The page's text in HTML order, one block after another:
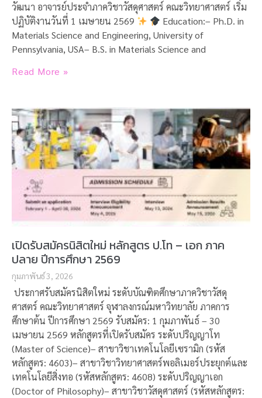
วัฒนา อาจารย์ประจำภาควิชาวัสดุศาสตร์ คณะวิทยาศาสตร์ เริ่ม
ปฏิบัติงานวันที่ 1 เมษายน 2569
Education:– Ph.D. in
Materials Science and Engineering, University of
Pennsylvania, USA– B.S. in Materials Science and
Read More »
เปิดรับสมัครนิสิตใหม่ หลักสูตร ป.โท – เอก ภาค
ปลาย ปีการศึกษา 2569
กุมภาพันธ์ 3, 2026
ประกาศรับสมัครนิสิตใหม่ ระดับบัณฑิตศึกษาภาควิชาวัสดุ
ศาสตร์ คณะวิทยาศาสตร์ จุฬาลงกรณ์มหาวิทยาลัย ภาคการ
ศึกษาต้น ปีการศึกษา 2569 รับสมัคร: 1 กุมภาพันธ์ – 30
เมษายน 2569 หลักสูตรที่เปิดรับสมัคร ระดับปริญญาโท
(Master of Science)– สาขาวิชาเทคโนโลยีเซรามิก (รหัส
หลักสูตร: 4603)– สาขาวิชาวิทยาศาสตร์พอลิเมอร์ประยุกต์และ
เทคโนโลยีสิ่งทอ (รหัสหลักสูตร: 4608) ระดับปริญญาเอก
(Doctor of Philosophy)– สาขาวิชาวัสดุศาสตร์ (รหัสหลักสูตร: